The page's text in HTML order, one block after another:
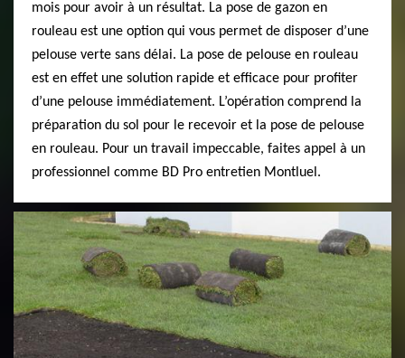
mois pour avoir à un résultat. La pose de gazon en
rouleau est une option qui vous permet de disposer d’une
pelouse verte sans délai. La pose de pelouse en rouleau
est en effet une solution rapide et efficace pour profiter
d’une pelouse immédiatement. L’opération comprend la
préparation du sol pour le recevoir et la pose de pelouse
en rouleau. Pour un travail impeccable, faites appel à un
professionnel comme BD Pro entretien Montluel.